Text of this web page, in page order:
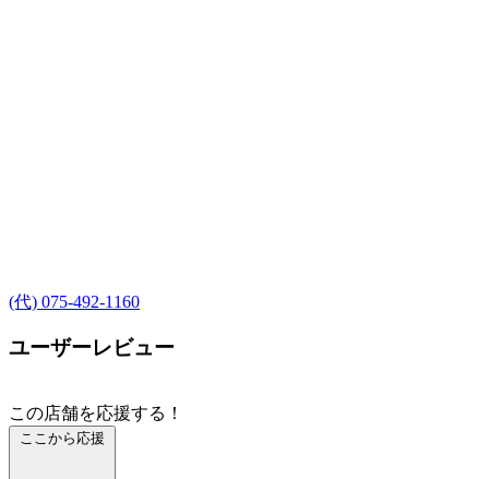
(代) 075-492-1160
ユーザーレビュー
この店舗を応援する！
ここから応援